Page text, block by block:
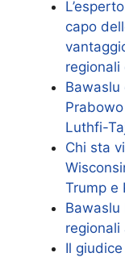
capo
Luthfi-
Chi sta
Trump e
Bawaslu
regionali
Il